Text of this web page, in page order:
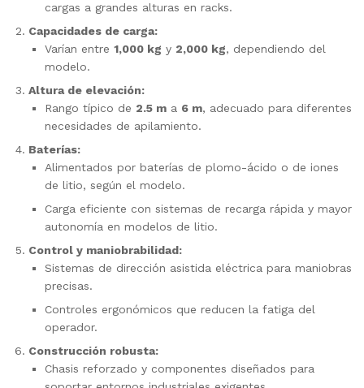
cargas a grandes alturas en racks.
Capacidades de carga:
Varían entre 1,000 kg y 2,000 kg, dependiendo del
modelo.
Altura de elevación:
Rango típico de 2.5 m a 6 m, adecuado para diferentes
necesidades de apilamiento.
Baterías:
Alimentados por baterías de plomo-ácido o de iones
de litio, según el modelo.
Carga eficiente con sistemas de recarga rápida y mayor
autonomía en modelos de litio.
Control y maniobrabilidad:
Sistemas de dirección asistida eléctrica para maniobras
precisas.
Controles ergonómicos que reducen la fatiga del
operador.
Construcción robusta:
Chasis reforzado y componentes diseñados para